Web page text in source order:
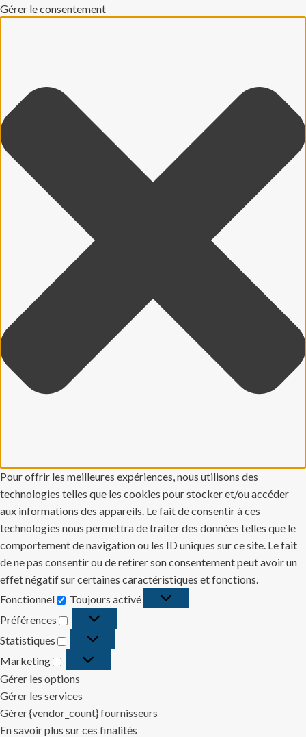
Gérer le consentement
Pour offrir les meilleures expériences, nous utilisons des
technologies telles que les cookies pour stocker et/ou accéder
aux informations des appareils. Le fait de consentir à ces
technologies nous permettra de traiter des données telles que le
comportement de navigation ou les ID uniques sur ce site. Le fait
de ne pas consentir ou de retirer son consentement peut avoir un
effet négatif sur certaines caractéristiques et fonctions.
Fonctionnel
Fonctionnel
Toujours activé
Préférences
Préférences
Statistiques
Statistiques
Marketing
Marketing
Gérer les options
Gérer les services
Gérer {vendor_count} fournisseurs
En savoir plus sur ces finalités